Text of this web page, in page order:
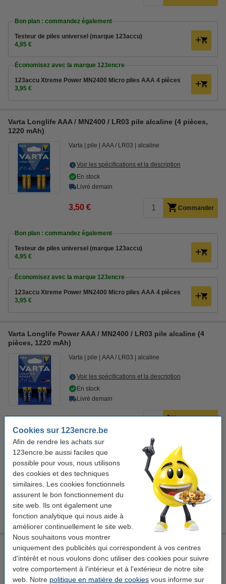
Cookies sur 123encre.be
Afin de rendre les achats sur
123encre.be aussi faciles que
possible pour vous, nous utilisons
des cookies et des techniques
similaires. Les cookies fonctionnels
assurent le bon fonctionnement du
site web. Ils ont également une
fonction analytique qui nous aide à
améliorer continuellement le site web.
Nous souhaitons vous montrer
uniquement des publicités qui correspondent à vos centres
d'intérêt et nous voulons donc utiliser des cookies pour suivre
votre comportement à l'intérieur et à l'extérieur de notre site
web. Notre politique en matière de cookies vous informe sur
Bon plan : commandez également
Testeur de piles universel (marque 123accu)
4,95 €
Économisez avec la marque 123encre
123accu Xtreme Power MN2400 Micro piles AAA 4 pièces
3,95 €
Varta Longlife AAA / MN2400 / LR03 pile alcaline (4 pièces,
1220 mAh)
Varta pile AAA / LR03 alcaline
Voir les spécifications et la description
En stock
Livré demain
3,50 € Commander
Bon plan : commandez également
Testeur de piles universel (marque 123accu)
4,95 €
Économisez avec la marque 123encre
123accu Xtreme Power MN2400 Micro piles AAA 4 pièces
3,95 €
Varta Longlife Power AAA / MN2400 / LR03 pile alcaline (4
pièces, 1220 mAh)
Varta pile AAA / LR03 alcaline
Voir les spécifications et la description
En stock
Livré demain
3,95 €
Bon plan : commandez également
Testeur de piles universel (marque 123accu)
123accu Xtreme Power MN2400 Micro piles AAA 4 pièces
3,95 €
Varta Longlife AAA / MN2400 / LR03 pile alcaline (24 pièces)
Varta pile AAA / LR03 alcaline
Voir les spécifications et la description